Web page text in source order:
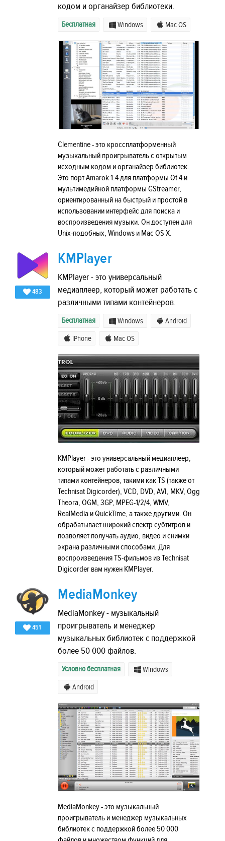
кодом и органайзер библиотеки.
Бесплатная Windows Mac OS
Clementine - это кроссплатформенный
музыкальный проигрыватель с открытым
исходным кодом и органайзер библиотек.
Это порт Amarok 1.4 для платформы Qt 4 и
мультимедийной платформы GStreamer,
ориентированный на быстрый и простой в
использовании интерфейс для поиска и
воспроизведения музыки. Он доступен для
Unix-подобных, Windows и Mac OS X.
483
KMPlayer
KMPlayer - это универсальный
медиаплеер, который может работать с
различными типами контейнеров.
Бесплатная Windows Android
iPhone Mac OS
KMPlayer - это универсальный медиаплеер,
который может работать с различными
типами контейнеров, такими как TS (также от
Technisat Digicorder), VCD, DVD, AVI, MKV, Ogg
Theora, OGM, 3GP, MPEG-1/2/4, WMV,
RealMedia и QuickTime, а также другими. Он
обрабатывает широкий спектр субтитров и
позволяет получать аудио, видео и снимки
экрана различными способами. Для
воспроизведения TS-фильмов из Technisat
Digicorder вам нужен KMPlayer.
451
MediaMonkey
MediaMonkey - музыкальный
проигрыватель и менеджер
музыкальных библиотек с поддержкой
более 50 000 файлов.
Условно бесплатная Windows
Android
MediaMonkey - это музыкальный
проигрыватель и менеджер музыкальных
библиотек с поддержкой более 50 000